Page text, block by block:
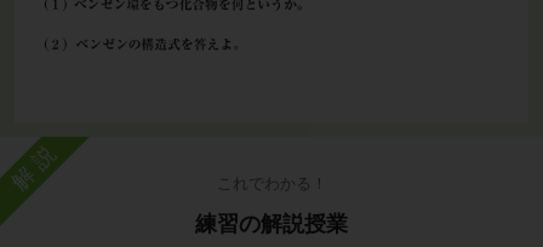
解説 これでわかる！
練習の解説授業